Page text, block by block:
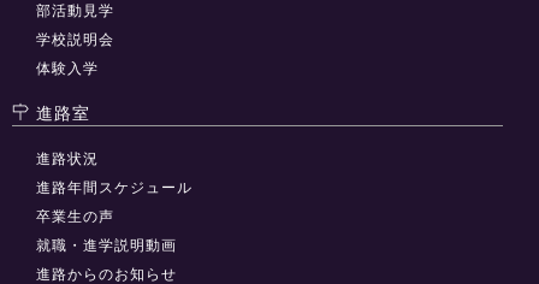
部活動見学
学校説明会
体験入学
進路室
進路状況
進路年間スケジュール
卒業生の声
就職・進学説明動画
進路からのお知らせ